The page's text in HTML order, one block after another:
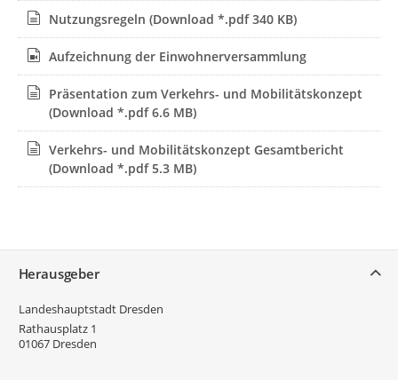
Nutzungsregeln (Download *.pdf 340 KB)
Aufzeichnung der Einwohnerversammlung
Präsentation zum Verkehrs- und Mobilitätskonzept
(Download *.pdf 6.6 MB)
Verkehrs- und Mobilitätskonzept Gesamtbericht
(Download *.pdf 5.3 MB)
Herausgeber
Landeshauptstadt Dresden
Rathausplatz 1
01067 Dresden